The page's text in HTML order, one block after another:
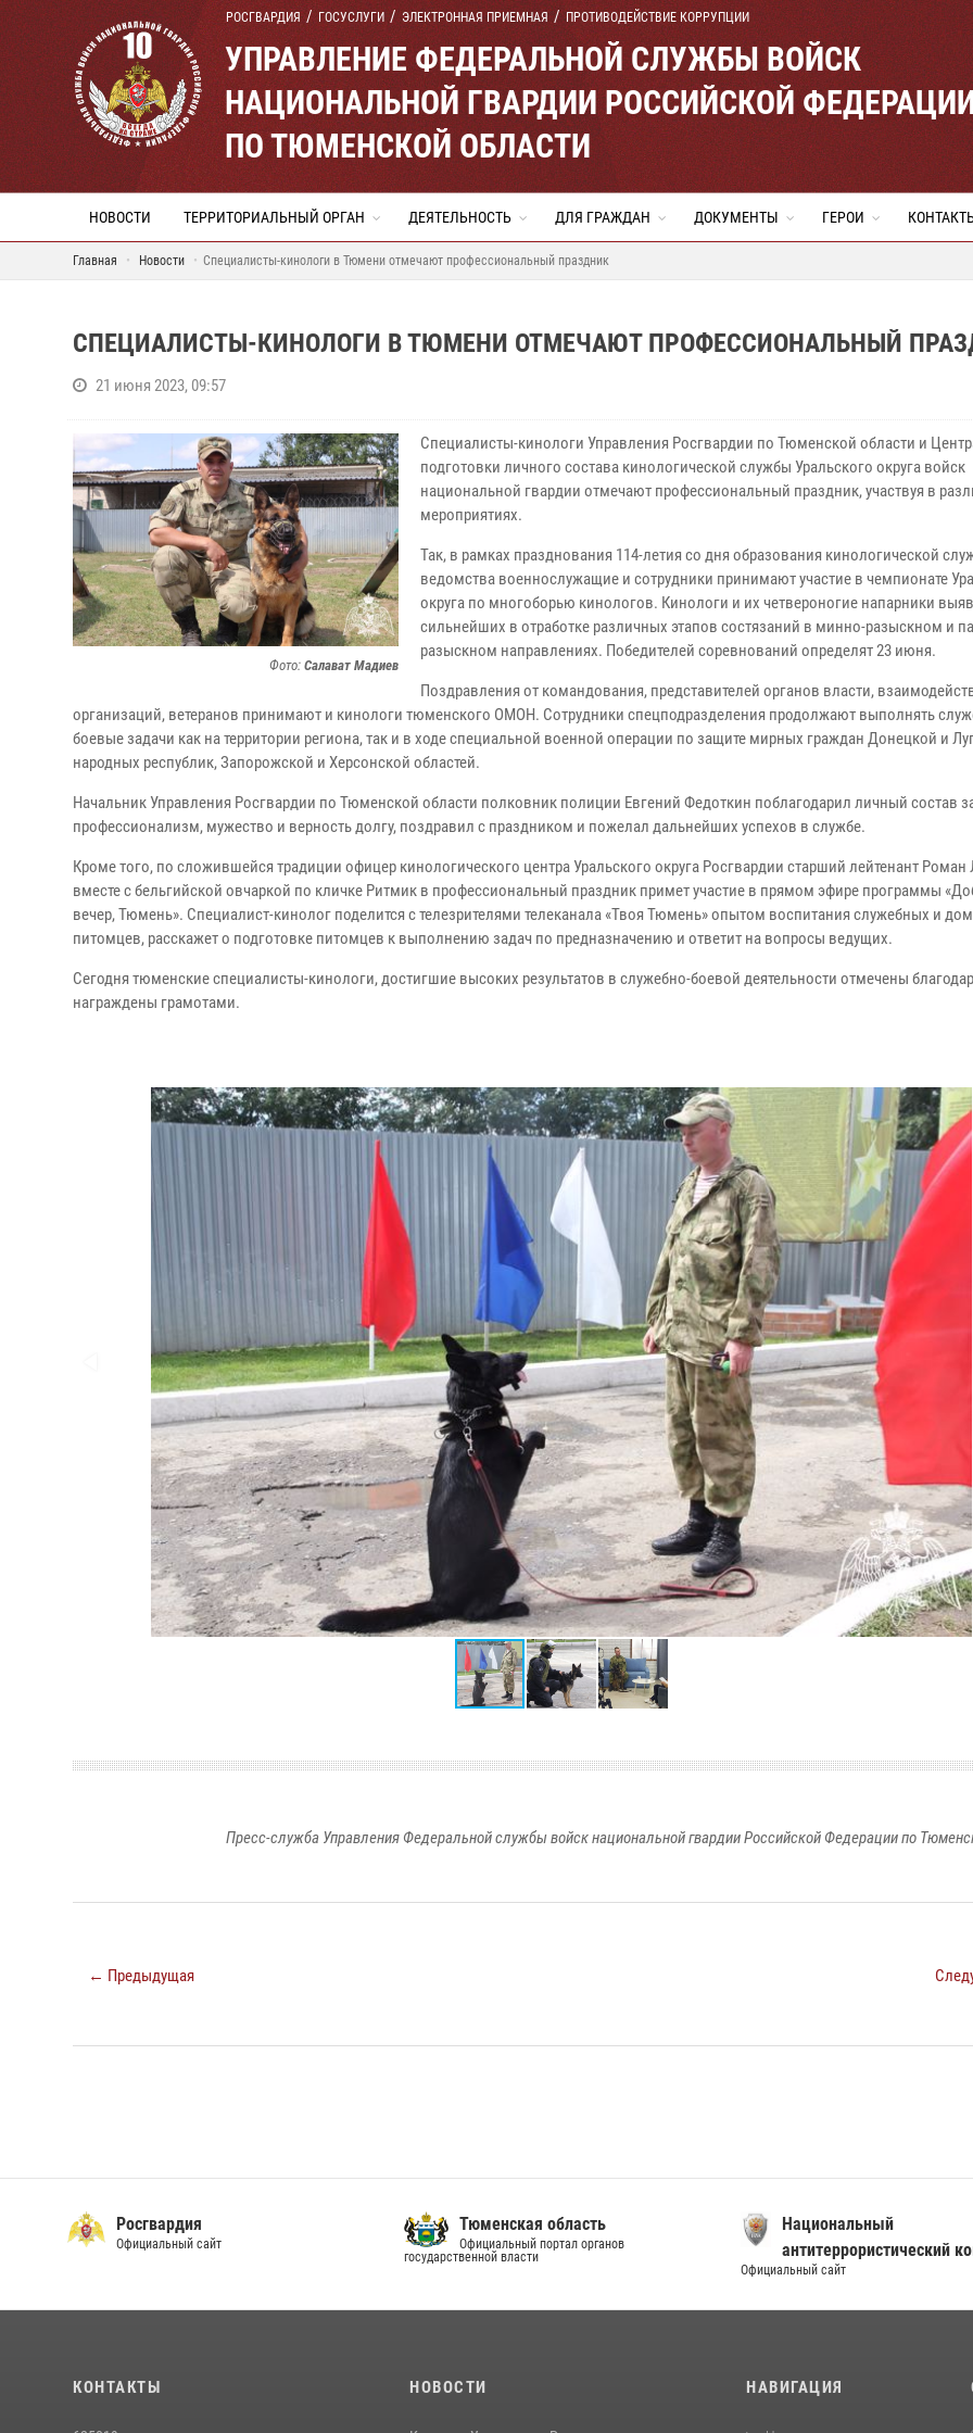
РОСГВАРДИЯ ГОСУСЛУГИ ЭЛЕКТРОННАЯ ПРИЕМНАЯ ПРОТИВОДЕЙСТВИЕ КОРРУПЦИИ
УПРАВЛЕНИЕ ФЕДЕРАЛЬНОЙ СЛУЖБЫ ВОЙСК
НАЦИОНАЛЬНОЙ ГВАРДИИ РОССИЙСКОЙ
ПО ТЮМЕНСКОЙ ОБЛАСТИ
НОВОСТИ ТЕРРИТОРИАЛЬНЫЙ ОРГАН ДЕЯТЕЛЬНОСТЬ ДЛЯ ГРАЖДАН ДОКУМЕНТЫ ГЕРОИ
Главная Новости Специалисты-кинологи в Тюмени отмечают профессиональный праздник
СПЕЦИАЛИСТЫ-КИНОЛОГИ В ТЮМЕНИ ОТМЕЧАЮТ ПРОФЕССИОНАЛЬНЫЙ
21 июня 2023, 09:57
Фото: Салават Мадиев
Специалисты-кинологи Управления Росгвардии по Тюменской области и
подготовки личного состава кинологической службы Уральского округа войск
национальной гвардии отмечают профессиональный праздник, участвуя в
мероприятиях.
Так, в рамках празднования 114-летия со дня образования кинологической
ведомства военнослужащие и сотрудники принимают участие в чемпионате
округа по многоборью кинологов. Кинологи и их четвероногие напарники
сильнейших в отработке различных этапов состязаний в минно-разыскном и
разыскном направлениях. Победителей соревнований определят 23 июня.
Поздравления от командования, представителей органов власти,
организаций, ветеранов принимают и кинологи тюменского ОМОН. Сотрудники спецподразделения продолжают выполнять
боевые задачи как на территории региона, так и в ходе специальной военной операции по защите мирных граждан Донецкой и
народных республик, Запорожской и Херсонской областей.
Начальник Управления Росгвардии по Тюменской области полковник полиции Евгений Федоткин поблагодарил личный состав
профессионализм, мужество и верность долгу, поздравил с праздником и пожелал дальнейших успехов в службе.
Кроме того, по сложившейся традиции офицер кинологического центра Уральского округа Росгвардии старший лейтенант
вместе с бельгийской овчаркой по кличке Ритмик в профессиональный праздник примет участие в прямом эфире программы
вечер, Тюмень». Специалист-кинолог поделится с телезрителями телеканала «Твоя Тюмень» опытом воспитания служебных и
питомцев, расскажет о подготовке питомцев к выполнению задач по предназначению и ответит на вопросы ведущих.
Сегодня тюменские специалисты-кинологи, достигшие высоких результатов в служебно-боевой деятельности отмечены
награждены грамотами.
Пресс-служба Управления Федеральной службы войск национальной гвардии Российской Федерации по
← Предыдущая
Росгвардия
Официальный сайт
Тюменская область
Официальный портал органов
государственной власти
Национальный
антитеррористический
Официальный сайт
КОНТАКТЫ НОВОСТИ НАВИГАЦИЯ